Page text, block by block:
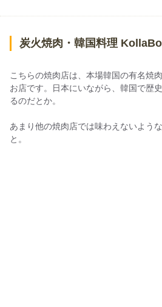
炭火焼肉・韓国料理
こちらの焼肉店は、本場韓国の有名焼
お店です。日本にいながら、韓国で歴
るのだとか。
あまり他の焼肉店では味わえないよう
と。